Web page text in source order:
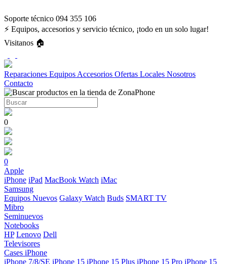
Soporte técnico 094 355 106
⚡ Equipos, accesorios y servicio técnico, ¡todo en un solo lugar!
Visitanos 🏠
Reparaciones Equipos Accesorios Ofertas Locales Nosotros
Contacto
0
0
Apple
iPhone iPad MacBook Watch iMac
Samsung
Equipos Nuevos Galaxy Watch Buds SMART TV
Mibro
Seminuevos
Notebooks
HP Lenovo Dell
Televisores
Cases iPhone
iPhone 7/8/SE iPhone 15 iPhone 15 Plus iPhone 15 Pro iPhone 15